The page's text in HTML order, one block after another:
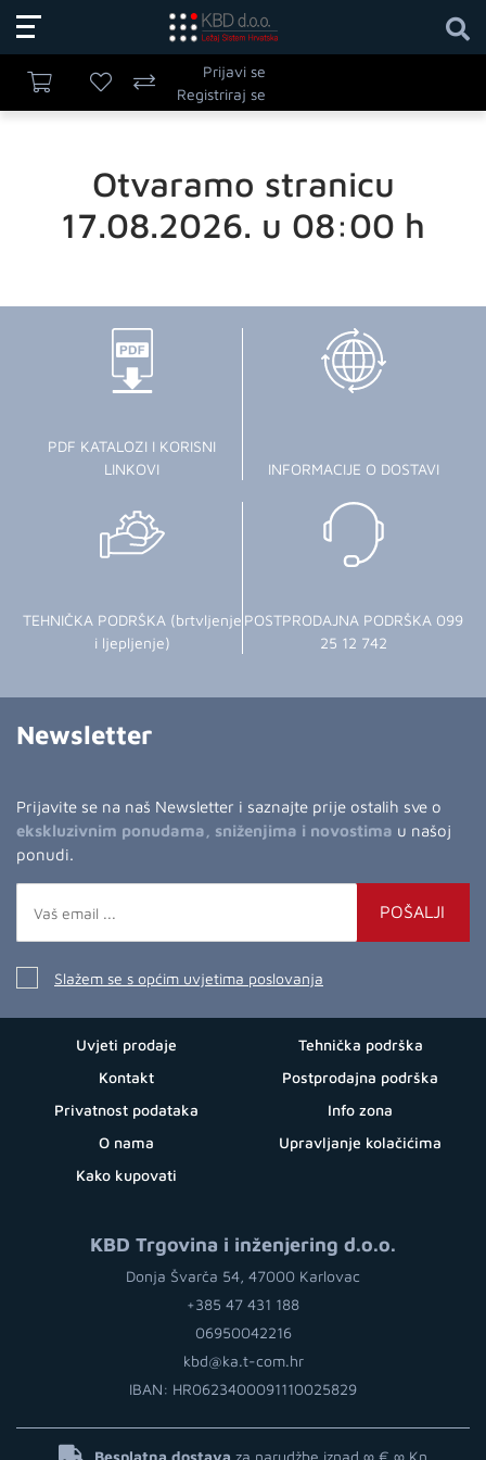
Prijavi se
Registriraj se
Otvaramo stranicu
17.08.2026. u 08:00 h
PDF KATALOZI I KORISNI
LINKOVI
INFORMACIJE O DOSTAVI
TEHNIČKA PODRŠKA (brtvljenje
i ljepljenje)
POSTPRODAJNA PODRŠKA 099
25 12 742
Newsletter
Prijavite se na naš Newsletter i saznajte prije ostalih sve o
ekskluzivnim ponudama, sniženjima i novostima u našoj
ponudi.
POŠALJI
Slažem se s općim uvjetima poslovanja
Uvjeti prodaje
Kontakt
Privatnost podataka
O nama
Kako kupovati
Tehnička podrška
Postprodajna podrška
Info zona
Upravljanje kolačićima
KBD Trgovina i inženjering d.o.o.
Donja Švarča 54, 47000 Karlovac
+385 47 431 188
06950042216
kbd@ka.t-com.hr
IBAN: HR0623400091110025829
Besplatna dostava za narudžbe iznad ∞ € ∞ Kn